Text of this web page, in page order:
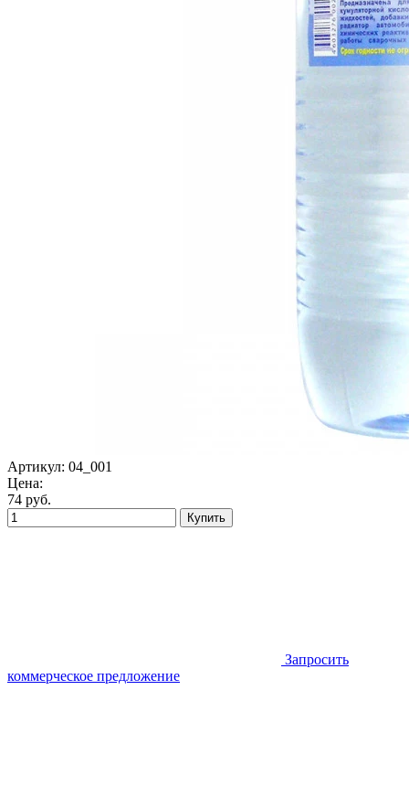
Артикул: 04_001
Цена:
74 руб.
Купить
Запросить
коммерческое предложение